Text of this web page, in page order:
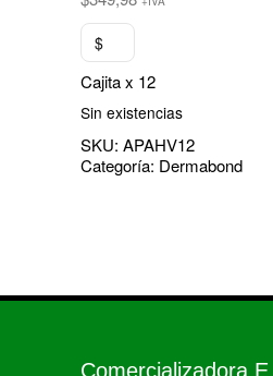
$
Cajita x 12
Sin existencias
SKU: APAHV12
Categoría: Dermabond
Comercializadora